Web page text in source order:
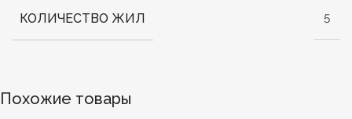
КОЛИЧЕСТВО ЖИЛ 5
Похожие товары